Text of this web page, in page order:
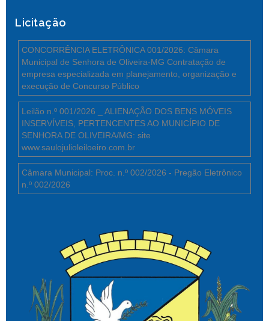
Licitação
CONCORRÊNCIA ELETRÔNICA 001/2026: Câmara
Municipal de Senhora de Oliveira-MG Contratação de
empresa especializada em planejamento, organização e
execução de Concurso Público
Leilão n.º 001/2026 _ ALIENAÇÃO DOS BENS MÓVEIS
INSERVÍVEIS, PERTENCENTES AO MUNICÍPIO DE
SENHORA DE OLIVEIRA/MG: site
www.saulojulioleiloeiro.com.br
Câmara Municipal: Proc. n.º 002/2026 - Pregão Eletrônico
n.º 002/2026